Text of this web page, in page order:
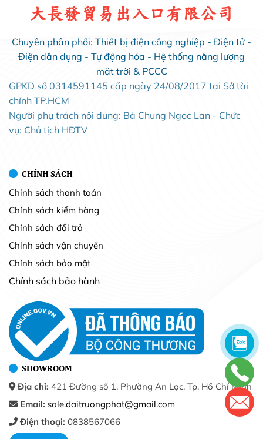
大長發貿易出入口有限公司
Chuyên phân phối: Thiết bị điện công nghiệp - Điện tử -
Điện dân dụng - Tự động hóa - Hệ thống năng lượng
mặt trời & PCCC
GPKD số 0314591145 cấp ngày 24/08/2017 tại Sở tài
chính TP.HCM
Người phụ trách nội dung: Bà Chung Ngọc Lan - Chức
vụ: Chủ tịch HĐTV
CHÍNH SÁCH
Chính sách thanh toán
Chính sách kiểm hàng
Chính sách đổi trả
Chính sách vận chuyển
Chính sách bảo mật
Chính sách bảo hành
SHOWROOM
Địa chỉ: 421 Đường số 1, Phường An Lạc, Tp. Hồ Chí Minh
Email: sale.daitruongphat@gmail.com
Điện thoại: 0838567066